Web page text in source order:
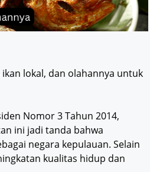
lokal, dan olahannya untuk
Nomor 3 Tahun 2014,
ini jadi tanda bahwa
negara kepulauan. Selain
kualitas hidup dan